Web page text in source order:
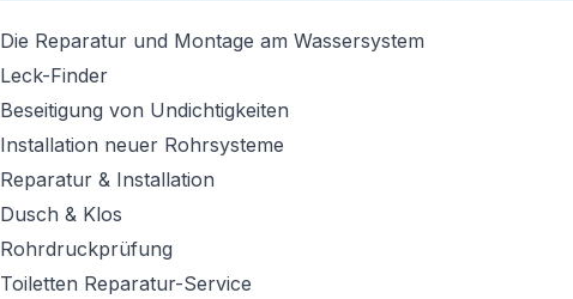
Die Reparatur und Montage am Wassersystem
Leck-Finder
Beseitigung von Undichtigkeiten
Installation neuer Rohrsysteme
Reparatur & Installation
Dusch & Klos
Rohrdruckprüfung
Toiletten Reparatur-Service